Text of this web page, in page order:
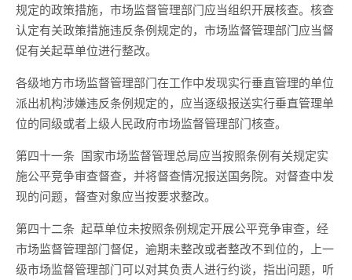
规定的政策措施，市场监督管理部门应当组织开展核查。核查
认定有关政策措施违反条例规定的，市场监督管理部门应当督
促有关起草单位进行整改。
各级地方市场监督管理部门在工作中发现实行垂直管理的单位
派出机构涉嫌违反条例规定的，应当逐级报送实行垂直管理单
位的同级或者上级人民政府市场监督管理部门核查。
第四十一条 国家市场监督管理总局应当按照条例有关规定实
施公平竞争审查督查，并将督查情况报送国务院。 对督查中发
现的问题，督查对象应当按要求整改。
第四十二条 起草单位未按照条例规定开展公平竞争审查，经
市场监督管理部门督促，逾期未整改或者整改不到位的，上一
级市场监督管理部门可以对其负责人进行约谈，指出问题，听